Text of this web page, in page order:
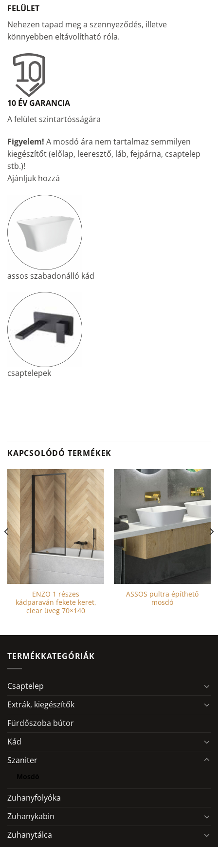
FELÜLET
Nehezen tapad meg a szennyeződés, illetve
könnyebben eltávolítható róla.
10 ÉV GARANCIA
A felület szintartósságára
Figyelem! A mosdó ára nem tartalmaz semmilyen
kiegészítőt (előlap, leeresztő, láb, fejpárna, csaptelep
stb.)!
Ajánljuk hozzá
assos szabadonálló kád
csaptelepek
KAPCSOLÓDÓ TERMÉKEK
ENZO 1 részes
kádparaván fekete keret,
clear üveg 70×140
ASSOS pultra építhető
mosdó
TERMÉKKATEGÓRIÁK
Csaptelep
Extrák, kiegészítők
Fürdőszoba bútor
Kád
Szaniter
Mosdó
Zuhanyfolyóka
Zuhanykabin
Zuhanytálca